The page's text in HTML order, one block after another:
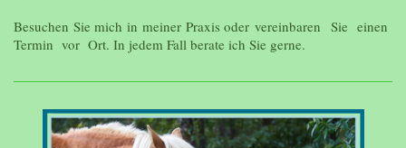
Besuchen Sie mich in meiner Praxis oder vereinbaren Sie einen
Termin vor Ort. In jedem Fall berate ich Sie gerne.